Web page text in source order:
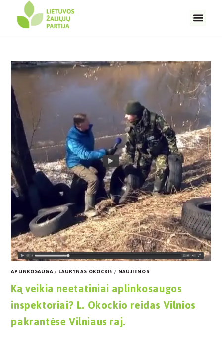
APLINKOSAUGA/ LAURYNAS OKOCKIS/ NAUJIENOS
Ką veikia neetatiniai aplinkosaugos
inspektoriai? L. Okockio reidas Vilnios
pakrantėse Vilniaus raj.